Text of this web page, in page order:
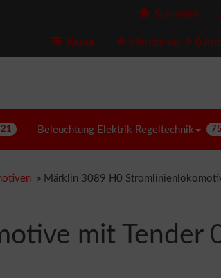
Startseite
Kasse Merkzettel 0
Beleuchtung Elektrik Regeltechnik
» Märklin 3089 H0
mit Tender